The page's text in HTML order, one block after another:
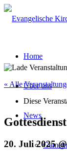
Home
Über uns
News
« Alle
Diese
20. Juli 2025